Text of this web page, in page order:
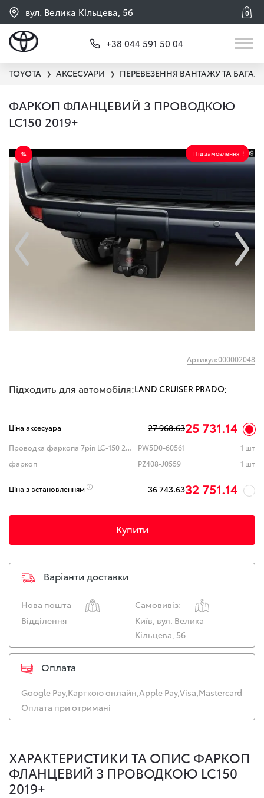
вул. Велика Кільцева, 56 0
+38 044 591 50 04
TOYOTA ❯ АКСЕСУАРИ ❯ ПЕРЕВЕЗЕННЯ ВАНТАЖУ ТА
ФАРКОП ФЛАНЦЕВИЙ З ПРОВОДКОЮ
LC150 2019+
Під замовлення
Артикул:000002048
Підходить для автомобіля:LAND CRUISER PRADO;
Ціна аксесуара 27 968.6325 731.14
Проводка фаркопа 7pin LC-150 2015+ (TOYOTA) PW5D0-60561
1 шт
фаркоп
PZ408-J0559 1 шт
Ціна з встановленням 36 743.6332 751.14
Купити
Варіанти доставки
Нова пошта
Самовивіз:
Відділення
Київ, вул. Велика
Кільцева, 56
Оплата
Google Pay,Карткою онлайн,Apple Pay,Visa,Mastercard
Оплата при отримані
ХАРАКТЕРИСТИКИ ТА ОПИС ФАРКОП
ФЛАНЦЕВИЙ З ПРОВОДКОЮ LC150
2019+